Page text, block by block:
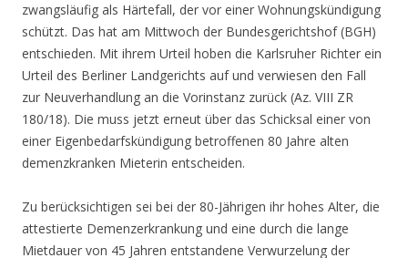
zwangsläufig als Härtefall, der vor einer Wohnungskündigung
schützt. Das hat am Mittwoch der Bundesgerichtshof (BGH)
entschieden. Mit ihrem Urteil hoben die Karlsruher Richter ein
Urteil des Berliner Landgerichts auf und verwiesen den Fall
zur Neuverhandlung an die Vorinstanz zurück (Az. VIII ZR
180/18). Die muss jetzt erneut über das Schicksal einer von
einer Eigenbedarfskündigung betroffenen 80 Jahre alten
demenzkranken Mieterin entscheiden.
Zu berücksichtigen sei bei der 80-Jährigen ihr hohes Alter, die
attestierte Demenzerkrankung und eine durch die lange
Mietdauer von 45 Jahren entstandene Verwurzelung der